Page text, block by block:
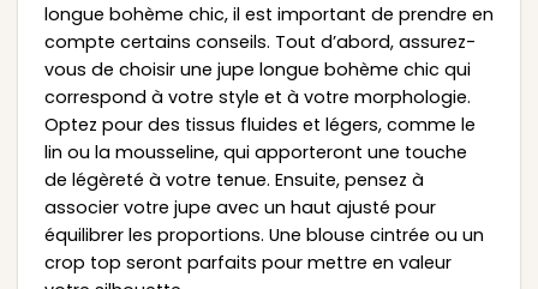
longue bohème chic, il est important de prendre en
compte certains conseils. Tout d’abord, assurez-
vous de choisir une jupe longue bohème chic qui
correspond à votre style et à votre morphologie.
Optez pour des tissus fluides et légers, comme le
lin ou la mousseline, qui apporteront une touche
de légèreté à votre tenue. Ensuite, pensez à
associer votre jupe avec un haut ajusté pour
équilibrer les proportions. Une blouse cintrée ou un
crop top seront parfaits pour mettre en valeur